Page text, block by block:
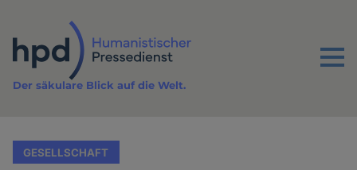
Inhalt
Menu
Der säkulare Blick auf die Welt.
GESELLSCHAFT